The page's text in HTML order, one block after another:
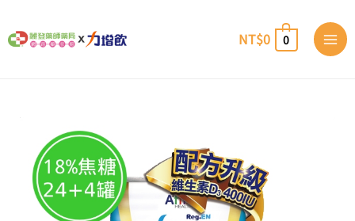
主
NT$0 0
價
格
18%